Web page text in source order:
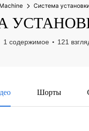
Система
1 содержимое 121
Шорты